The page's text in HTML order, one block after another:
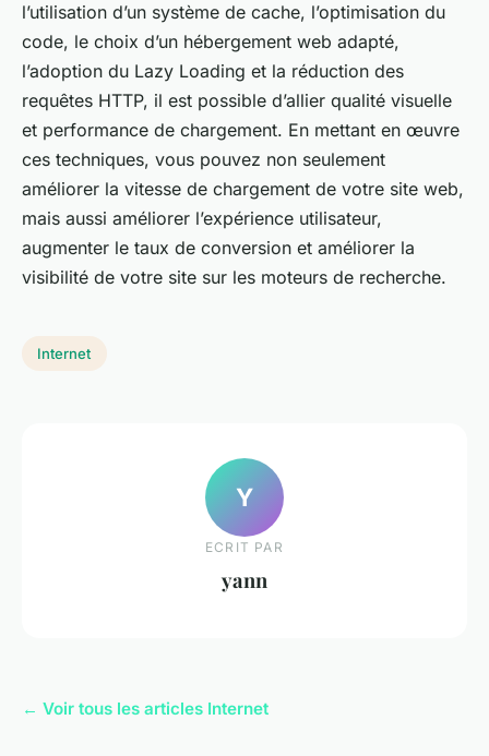
l’utilisation d’un système de cache, l’optimisation du
code, le choix d’un hébergement web adapté,
l’adoption du Lazy Loading et la réduction des
requêtes HTTP, il est possible d’allier qualité visuelle
et performance de chargement. En mettant en œuvre
ces techniques, vous pouvez non seulement
améliorer la vitesse de chargement de votre site web,
mais aussi améliorer l’expérience utilisateur,
augmenter le taux de conversion et améliorer la
visibilité de votre site sur les moteurs de recherche.
Internet
Y
ECRIT PAR
yann
← Voir tous les articles Internet